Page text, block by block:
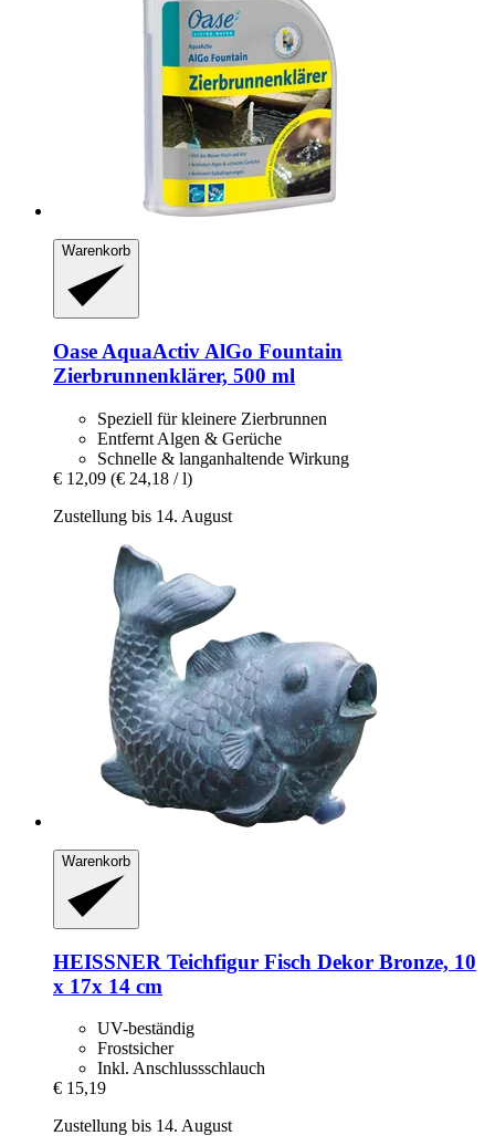
Warenkorb
Oase AquaActiv AlGo Fountain
Zierbrunnenklärer, 500 ml
Speziell für kleinere Zierbrunnen
Entfernt Algen & Gerüche
Schnelle & langanhaltende Wirkung
€ 12,09 (€ 24,18 / l)
Zustellung bis 14. August
Warenkorb
HEISSNER Teichfigur Fisch Dekor Bronze, 10
x 17x 14 cm
UV-beständig
Frostsicher
Inkl. Anschlussschlauch
€ 15,19
Zustellung bis 14. August